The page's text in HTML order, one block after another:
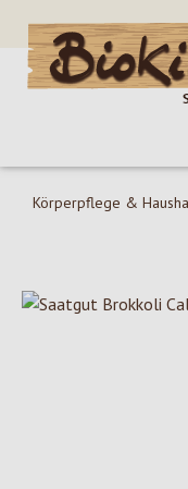
Hauptinhalt springen
Zur Suche springen
Zur
Körperpflege &
Bildergalerie